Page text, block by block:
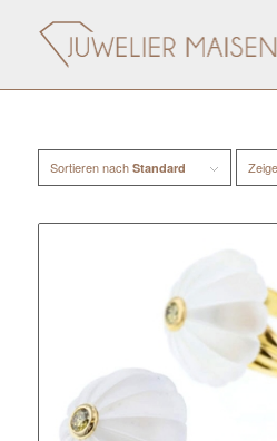
Sortieren nach Standard Zeige